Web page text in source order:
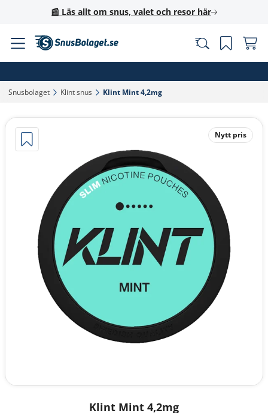
📰 Läs allt om snus, valet och resor här
Snusbolaget‎ Klint snus‎ Klint Mint 4,2mg‎
Nytt pris
Klint Mint 4,2mg